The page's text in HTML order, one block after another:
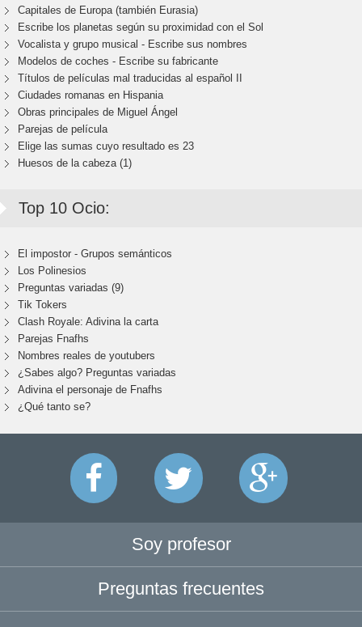
Capitales de Europa (también Eurasia)
Escribe los planetas según su proximidad con el Sol
Vocalista y grupo musical - Escribe sus nombres
Modelos de coches - Escribe su fabricante
Títulos de películas mal traducidas al español II
Ciudades romanas en Hispania
Obras principales de Miguel Ángel
Parejas de película
Elige las sumas cuyo resultado es 23
Huesos de la cabeza (1)
Top 10 Ocio:
El impostor - Grupos semánticos
Los Polinesios
Preguntas variadas (9)
Tik Tokers
Clash Royale: Adivina la carta
Parejas Fnafhs
Nombres reales de youtubers
¿Sabes algo? Preguntas variadas
Adivina el personaje de Fnafhs
¿Qué tanto se?
Soy profesor
Preguntas frecuentes